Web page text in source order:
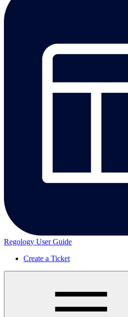
Regology User Guide
Create a Ticket